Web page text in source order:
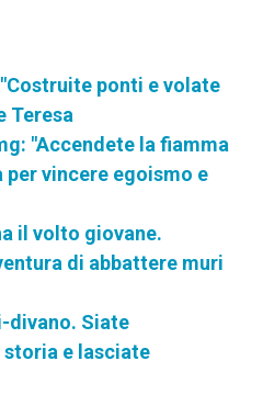
ponti e volate
Teresa
"Accendete la fiamma
vincere egoismo e
il volto giovane.
di abbattere muri
divano. Siate
e lasciate